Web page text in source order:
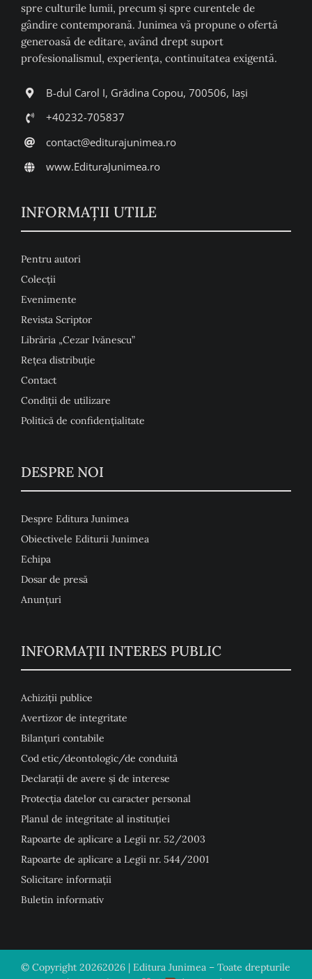
spre culturile lumii, precum şi spre curentele de
gândire contemporană. Junimea vă propune o ofertă
generoasă de editare, având drept suport
profesionalismul, experiența, continuitatea exigentă.
B-dul Carol I, Grădina Copou, 700506, Iași
+40232-705837
contact@editurajunimea.ro
www.EdituraJunimea.ro
INFORMAŢII UTILE
Pentru autori
Colecţii
Evenimente
Revista Scriptor
Librăria „Cezar Ivănescu”
Rețea distribuție
Contact
Condiţii de utilizare
Politică de confidențialitate
DESPRE NOI
Despre Editura Junimea
Obiectivele Editurii Junimea
Echipa
Dosar de presă
Anunţuri
INFORMAȚII INTERES PUBLIC
Achiziții publice
Avertizor de integritate
Bilanțuri contabile
Cod etic/deontologic/de conduită
Declarații de avere și de interese
Protecția datelor cu caracter personal
Planul de integritate al instituției
Rapoarte de aplicare a Legii nr. 52/2003
Rapoarte de aplicare a Legii nr. 544/2001
Solicitare informații
Buletin informativ
© Copyright 20262026 | Editura Junimea – Toate drepturile